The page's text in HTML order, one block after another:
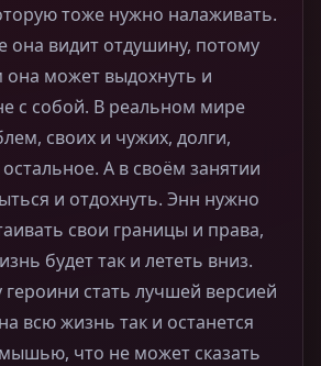
тоже нужно налаживать.
она видит отдушину, потому
она может выдохнуть и
с собой. В реальном мире
своих и чужих, долги,
А в своём занятии
и отдохнуть. Энн нужно
свои границы и права,
будет так и лететь вниз.
героини стать лучшей версией
всю жизнь так и останется
что не может сказать